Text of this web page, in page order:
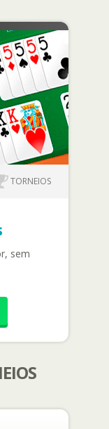
TORNEIOS
sem